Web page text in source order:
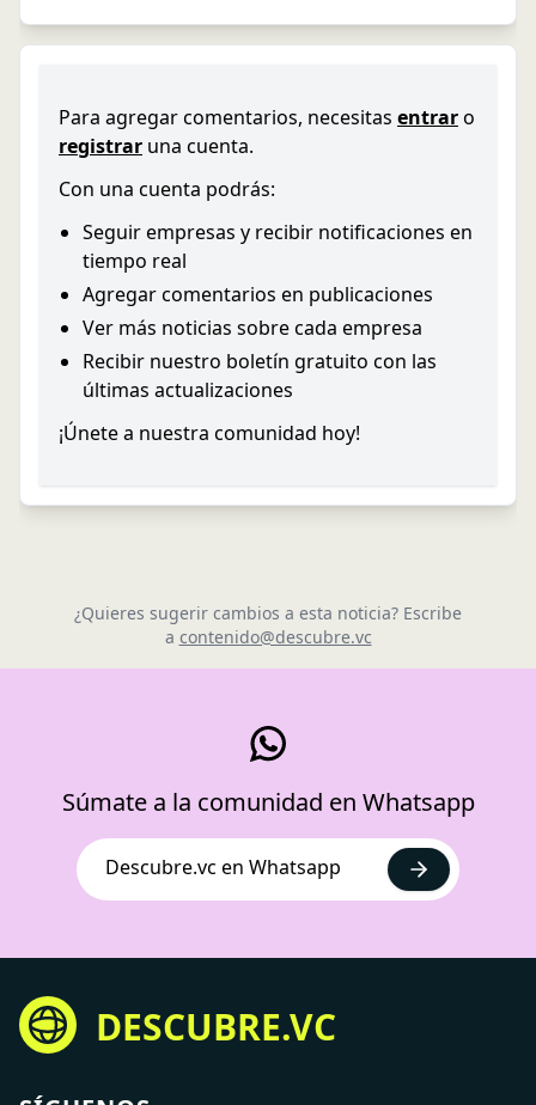
Para agregar comentarios, necesitas entraro
registrar una cuenta.
Con una cuenta podrás:
Seguir empresas y recibir notificaciones en
tiempo real
Agregar comentarios en publicaciones
Ver más noticias sobre cada empresa
Recibir nuestro boletín gratuito con las
últimas actualizaciones
¡Únete a nuestra comunidad hoy!
¿Quieres sugerir cambios a esta noticia? Escribe
a contenido@descubre.vc
Súmate a la comunidad en Whatsapp
Descubre.vc en Whatsapp
DESCUBRE.VC